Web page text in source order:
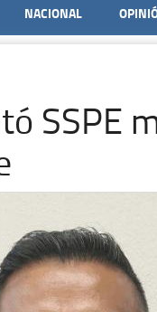
NACIONAL
SSPE